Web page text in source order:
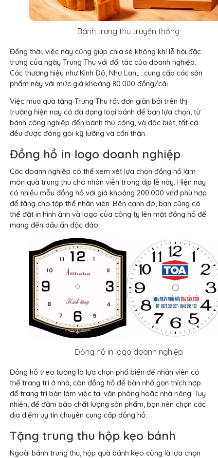
Bánh trung thu truyền thống
Đồng thời, việc này cũng giúp chia sẻ không khí lễ hội đặc
trưng của ngày Trung Thu với đối tác của doanh nghiệp.
Các thương hiệu như Kinh Đô, Như Lan,… cung cấp các sản
phẩm này với mức giá khoảng 80.000 đồng/cái.
Việc mua quà tặng Trung Thu rất đơn giản bởi trên thị
trường hiện nay có đa dạng loại bánh để bạn lựa chọn, từ
bánh công nghiệp đến bánh thủ công, và đặc biệt, tất cả
đều được đóng gói kỹ lưỡng và cẩn thận.
Đồng hồ in logo doanh nghiệp
Các doanh nghiệp có thể xem xét lựa chọn đồng hồ làm
món quà trung thu cho nhân viên trong dịp lễ này. Hiện nay
có nhiều mẫu đồng hồ với giá khoảng 200.000 vnđ phù hợp
để tặng cho tập thể nhân viên. Bên cạnh đó, bạn cũng có
thể đặt in hình ảnh và logo của công ty lên mặt đồng hồ để
mang đến dấu ấn độc đáo.
Đồng hồ in logo doanh nghiệp
Đồng hồ treo tường là lựa chọn phổ biến để nhân viên có
thể trang trí ở nhà, còn đồng hồ để bàn nhỏ gọn thích hợp
để trang trí bàn làm việc tại văn phòng hoặc nhà riêng. Tuy
nhiên, để đảm bảo chất lượng sản phẩm, bạn nên chọn các
địa điểm uy tín chuyên cung cấp đồng hồ.
Tặng trung thu hộp kẹo bánh
Ngoài bánh trung thu, hộp quà bánh kẹo cũng là lựa chọn